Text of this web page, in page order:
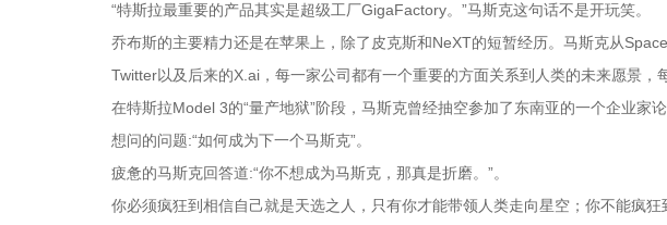
“特斯拉最重要的产品其实是超级工厂GigaFactory。”马斯克这句话不是开玩笑。
乔布斯的主要精力还是在苹果上，除了皮克斯和NeXT的短暂经历。马斯克从
Twitter以及后来的X.ai，每一家公司都有一个重要的方面关系到人类的未来愿景，
在特斯拉Model 3的“量产地狱”阶段，马斯克曾经抽空参加了东南亚的一个企业家
想问的问题:“如何成为下一个马斯克”。
疲惫的马斯克回答道:“你不想成为马斯克，那真是折磨。”。
你必须疯狂到相信自己就是天选之人，只有你才能带领人类走向星空；你不能疯狂